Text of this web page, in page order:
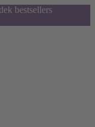
bestsellers